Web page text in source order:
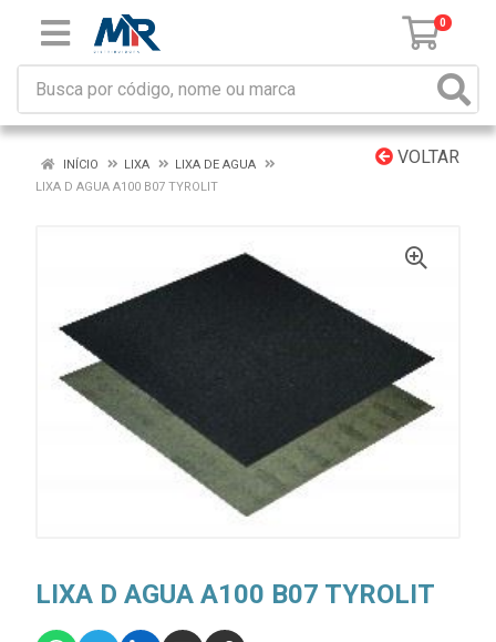
0
VOLTAR
INÍCIO LIXA
LIXA DE AGUA
LIXA D AGUA A100 B07 TYROLIT
LIXA D AGUA A100 B07 TYROLIT